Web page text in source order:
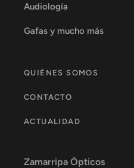
Audiología
Gafas y mucho más
QUIÉNES SOMOS
CONTACTO
ACTUALIDAD
Zamarripa Ópticos